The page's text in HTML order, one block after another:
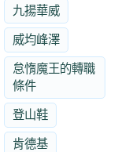
九揚華威
威均峰澤
怠惰魔王的轉職
條件
登山鞋
肯德基